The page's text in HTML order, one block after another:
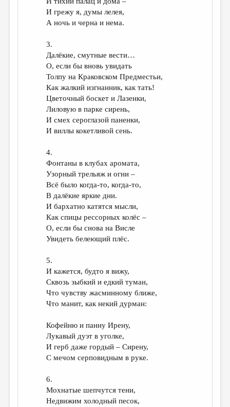
И грежу я, думы лелея,
А ночь и черна и нема.
3.
Далёкие, смутные вести…
О, если бы вновь увидать
Толпу на Краковском Предместьи,
Как жалкий изгнанник, как тать!
Цветочный боскет и Лазенки,
Лиловую в парке сирень,
И смех сероглазой паненки,
И виллы кокетливой сень.
4.
Фонтаны в клубах аромата,
Узорный трельяж и огни –
Всё было когда-то, когда-то,
В далёкие яркие дни.
И бархатно катятся мысли,
Как спицы рессорных колёс –
О, если бы снова на Висле
Увидеть белеющий плёс.
5.
И кажется, будто я вижу,
Сквозь зыбкий и едкий туман,
Что чувству жасминному ближе,
Что манит, как некий дурман:
Кофейню и панну Ирену,
Лукавый дуэт в уголке,
И герб даже гордый – Сирену,
С мечом серповидным в руке.
6.
Мохнатые шепчутся тени,
Недвижим холодный песок,